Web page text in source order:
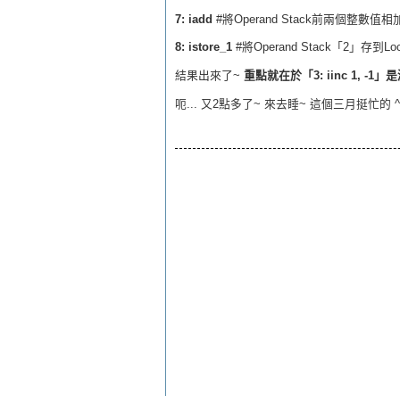
7: iadd #將Operand Stack前兩個整數值相
8: istore_1 #將Operand Stack「2」存到
結果出來了~ 重點就在於「3: iinc 1, -1」
呃... 又2點多了~ 來去睡~ 這個三月挺忙的